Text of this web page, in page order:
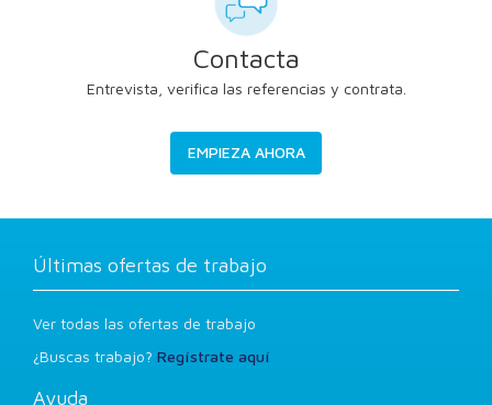
Contacta
Entrevista, verifica las referencias y contrata.
EMPIEZA AHORA
Últimas ofertas de trabajo
Ver todas las ofertas de trabajo
¿Buscas trabajo? Regístrate aquí
Ayuda